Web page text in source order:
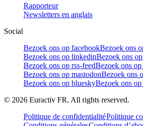
Rapporteur
Newsletters en anglais
Social
Bezoek ons op facebookBezoek ons
Bezoek ons op linkedinBezoek ons
Bezoek ons op rss-feedBezoek ons
Bezoek ons op mastodonBezoek ons
Bezoek ons op blueskyBezoek ons op
© 2026 Euractiv FR. All rights reserved.
Politique de confidentialitéPolitique